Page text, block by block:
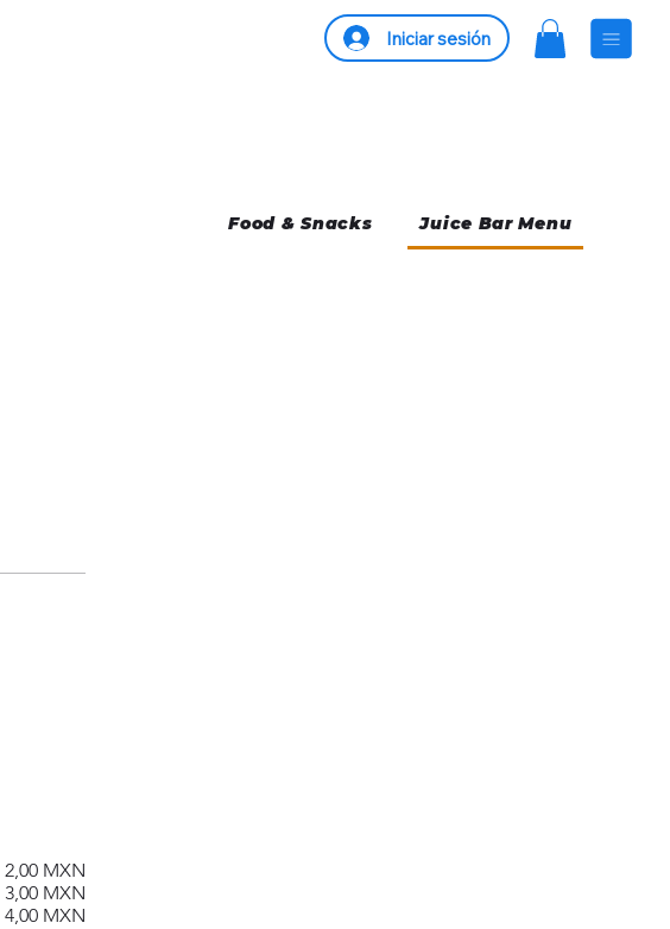
Iniciar sesión
2,00 MXN
3,00 MXN
4,00 MXN
Food & Snacks Juice Bar Menu